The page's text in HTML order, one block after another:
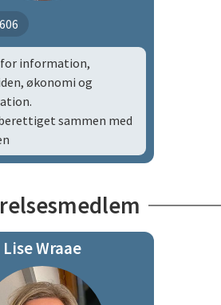
information,
økonomi og
sammen med
Lise Wraae